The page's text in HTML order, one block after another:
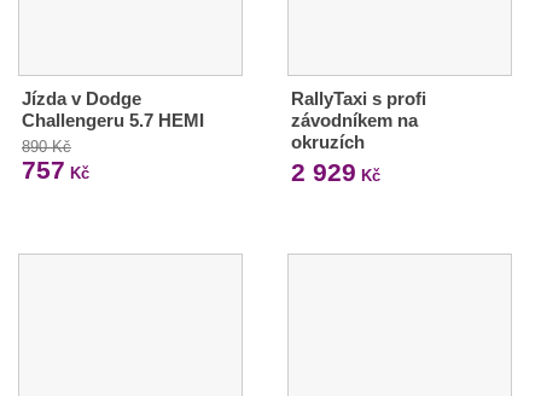
Jízda v Dodge
Challengeru 5.7 HEMI
890 Kč
757 Kč
RallyTaxi s profi
závodníkem na
okruzích
2 929 Kč